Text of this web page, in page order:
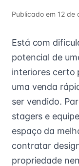
Publicado em 12 de
Está com
potencial de
interiores certo
uma venda
ser vendido.
stagers e
espaço da
contratar
propriedade